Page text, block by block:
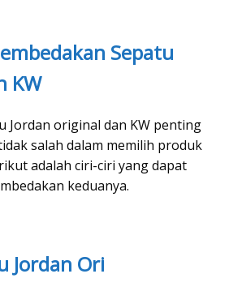
Sepatu
KW
Jordan original dan KW penting
salah dalam memilih produk
adalah ciri-ciri yang dapat
keduanya.
Jordan Ori